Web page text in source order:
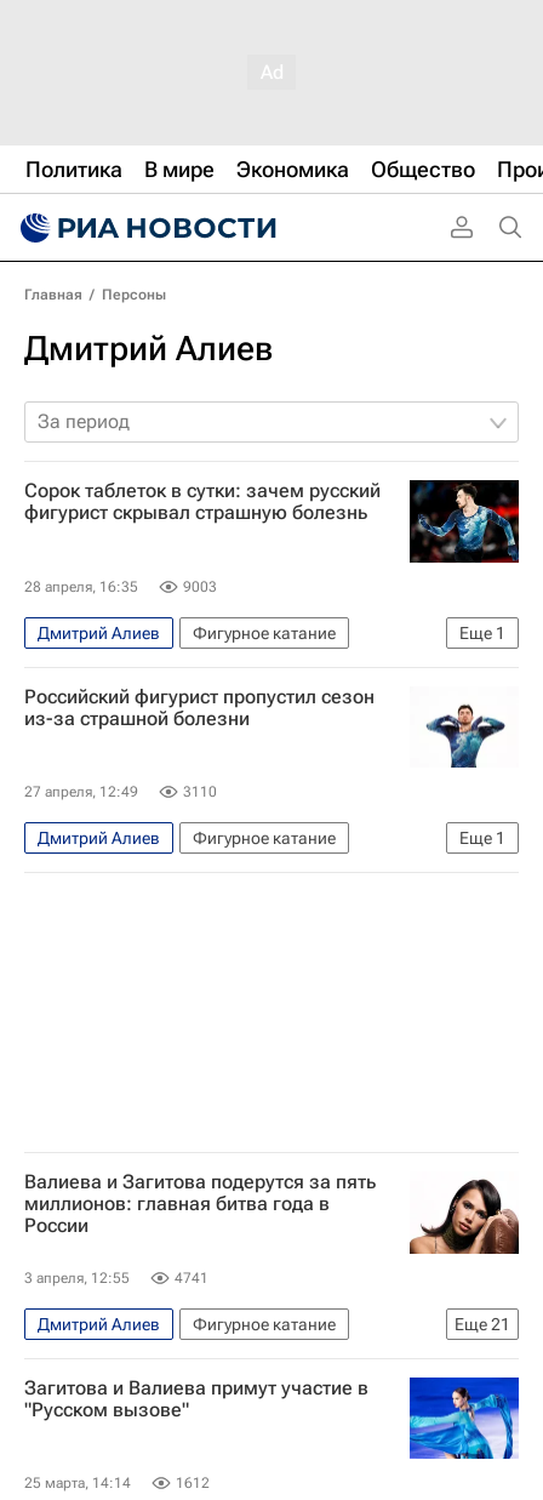
Политика В мире Экономика Общество
Главная / Персоны
Дмитрий Алиев
За период
Сорок таблеток в сутки: зачем русский
фигурист скрывал страшную болезнь
28 апреля, 16:35 9003
Еще 1
Дмитрий Алиев
Фигурное катание
Авторы РИА Новости Спорт
Российский фигурист пропустил сезон
из-за страшной болезни
27 апреля, 12:49 3110
Еще 1
Дмитрий Алиев
Фигурное катание
Евгений Рукавицын
Валиева и Загитова подерутся за пять
миллионов: главная битва года в
России
3 апреля, 12:55 4741
Еще21
Дмитрий Алиев
Фигурное катание
Пётр Гуменник
Татьяна Волосожар
Алина Загитова
Камила Валиева
Дмитрий Козловский
Загитова и Валиева примут участие в
"Русском вызове"
25 марта, 14:14 1612